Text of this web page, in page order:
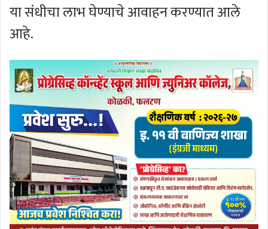
या संधीचा लाभ घेण्याचे आवाहन करण्यात आले
आहे.